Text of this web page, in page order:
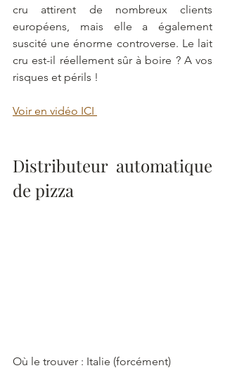
cru attirent de nombreux clients
européens, mais elle a également
suscité une énorme controverse. Le lait
cru est-il réellement sûr à boire ? A vos
risques et périls !
Voir en vidéo ICI
Distributeur automatique
de pizza
Où le trouver : Italie (forcément)